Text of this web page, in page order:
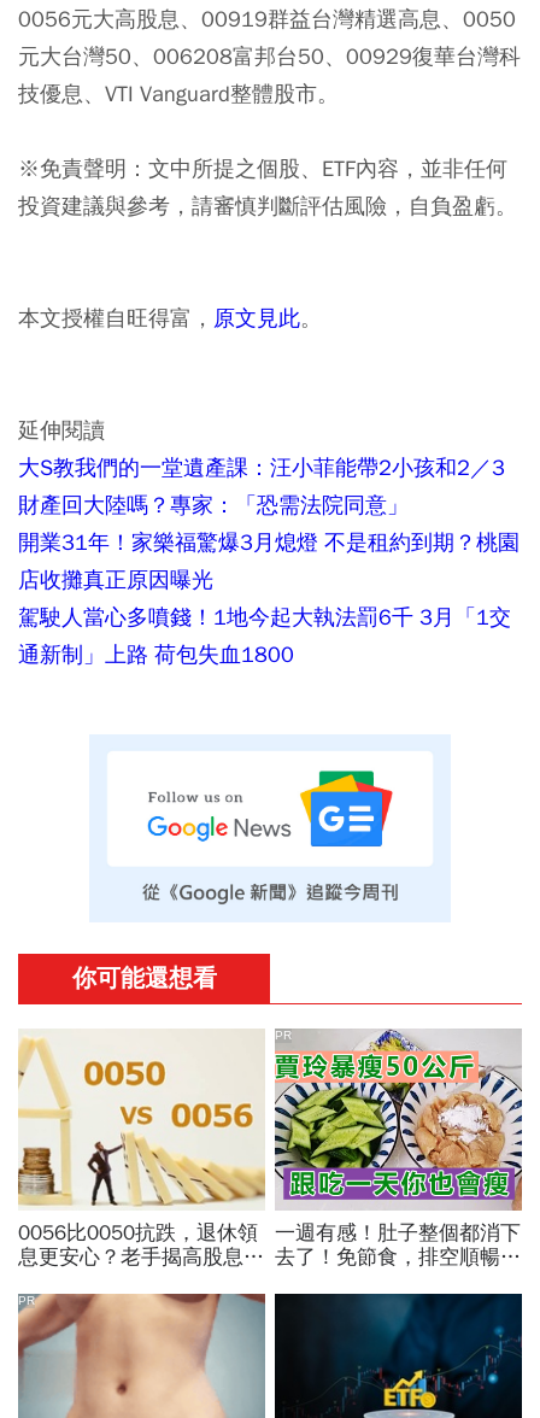
0056元大高股息、00919群益台灣精選高息、0050
元大台灣50、006208富邦台50、00929復華台灣科
技優息、VTI Vanguard整體股市。
※免責聲明：文中所提之個股、ETF內容，並非任何
投資建議與參考，請審慎判斷評估風險，自負盈虧。
本文授權自旺得富， 原文見此。
延伸閱讀
大S教我們的一堂遺產課：汪小菲能帶2小孩和2／3
財產回大陸嗎？專家：「恐需法院同意」
開業31年！家樂福驚爆3月熄燈 不是租約到期？桃園
店收攤真正原因曝光
駕駛人當心多噴錢！1地今起大執法罰6千 3月「1交
通新制」上路 荷包失血1800